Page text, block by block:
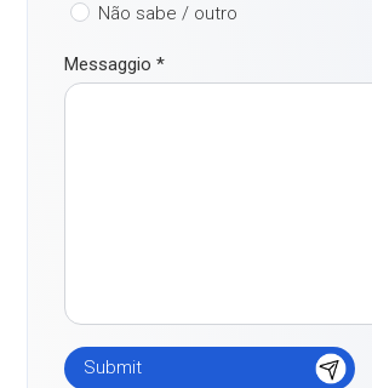
Não sabe / outro
Messaggio*